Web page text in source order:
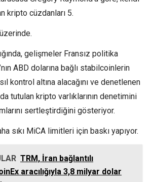
kripto cüzdanları 5.
gelişmeler Fransız politika
ABD dolarına bağlı stabilcoinlerin
kontrol altına alacağını ve denetlenen
tutulan kripto varlıklarının denetimini
sertleştirdiğini gösteriyor.
sıkı MiCA limitleri için baskı yapıyor.
TRM, İran bağlantılı
aracılığıyla 3,8 milyar dolar